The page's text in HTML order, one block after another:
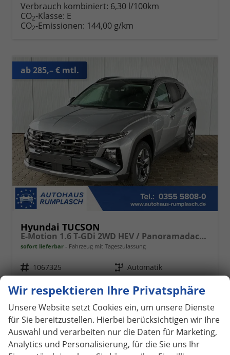
Verbrauch kombiniert: 6,30 l/100km
CO2-Klasse: E
CO2-Emissionen: 144,00 g/km
ab 285,– € mtl.
Hyundai TUCSON
E-Motion 1.6 T-GDi 2WD HEV / Panoramadach ACC LED Sitz + Lenkradheizung Navi PDC V&H Kamera Alu 18"
sofort lieferbar Fahrzeug mit Tageszulassung
Fahrzeugnr. 1067325 Getriebe Automatik
Leistung 158 kW (215 PS) Kilometerstand 15 km
01.09.2025
32.350,– €
incl. 19% MwSt.
Details
Verbrauch kombiniert:5,80 l/100km
Wir respektieren Ihre Privatsphäre
Unsere Website setzt Cookies ein, um unsere Dienste
für Sie bereitzustellen. Hierbei berücksichtigen wir Ihre
Auswahl und verarbeiten nur die Daten für Marketing,
Analytics und Personalisierung, für die Sie uns Ihr